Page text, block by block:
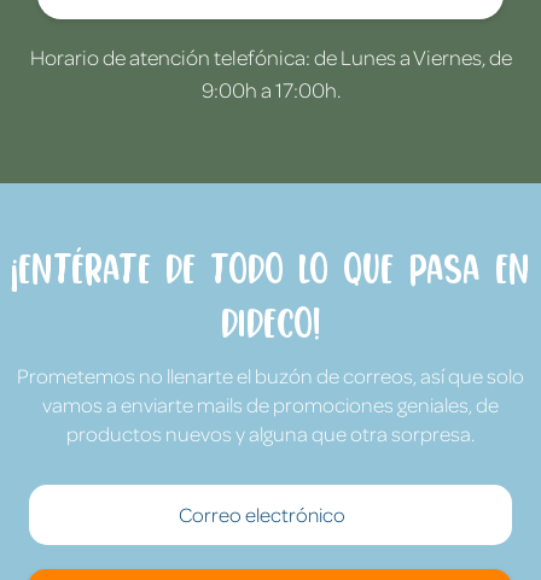
Horario de atención telefónica: de Lunes a Viernes, de
9:00h a 17:00h.
¡Entérate de todo lo que pasa en
Dideco!
Prometemos no llenarte el buzón de correos, así que solo
vamos a enviarte mails de promociones geniales, de
productos nuevos y alguna que otra sorpresa.